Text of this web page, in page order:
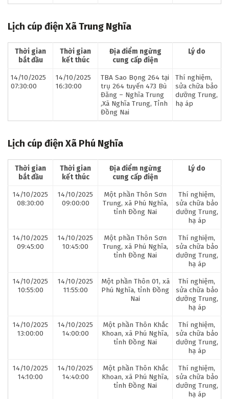
Lịch cúp điện Xã Trung Nghĩa
Thời gian
bắt đầu
Thời gian
kết thúc
Địa điểm ngừng
cung cấp điện
Lý do
14/10/2025
07:30:00
14/10/2025
16:30:00
TBA Sao Bọng 264 tại
trụ 264 tuyến 473 Bù
Đăng – Nghĩa Trung
,Xã Nghĩa Trung, Tỉnh
Đồng Nai
Thí nghiệm,
sửa chữa bảo
dưỡng Trung,
hạ áp
Lịch cúp điện Xã Phú Nghĩa
Thời gian
bắt đầu
Thời gian
kết thúc
Địa điểm ngừng
cung cấp điện
Lý do
14/10/2025
08:30:00
14/10/2025
09:00:00
Một phần Thôn Sơn
Trung, xã Phú Nghĩa,
tỉnh Đồng Nai
Thí nghiệm,
sửa chữa bảo
dưỡng Trung,
hạ áp
14/10/2025
09:45:00
14/10/2025
10:45:00
Một phần Thôn Sơn
Trung, xã Phú Nghĩa,
tỉnh Đồng Nai
Thí nghiệm,
sửa chữa bảo
dưỡng Trung,
hạ áp
14/10/2025
10:55:00
14/10/2025
11:55:00
Một phần Thôn 01, xã
Phú Nghĩa, tỉnh Đồng
Nai
Thí nghiệm,
sửa chữa bảo
dưỡng Trung,
hạ áp
14/10/2025
13:00:00
14/10/2025
14:00:00
Một phần Thôn Khắc
Khoan, xã Phú Nghĩa,
tỉnh Đồng Nai
Thí nghiệm,
sửa chữa bảo
dưỡng Trung,
hạ áp
14/10/2025
14:10:00
14/10/2025
14:40:00
Một phần Thôn Khắc
Khoan, xã Phú Nghĩa,
tỉnh Đồng Nai
Thí nghiệm,
sửa chữa bảo
dưỡng Trung,
hạ áp